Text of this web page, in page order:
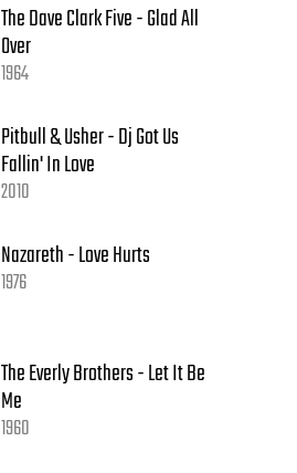
The Dave Clark Five - Glad All
Over
1964
Pitbull & Usher - Dj Got Us
Fallin' In Love
2010
Nazareth - Love Hurts
1976
The Everly Brothers - Let It Be
Me
1960